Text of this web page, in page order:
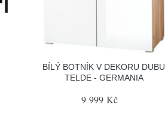
BÍLÝ BOTNÍK V DEKORU DUBU
TELDE - GERMANIA
9 999 Kč